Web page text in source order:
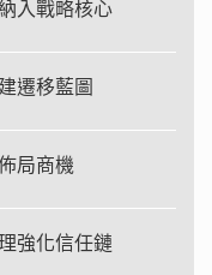
入戰略核心
遷移藍圖
局商機
強化信任鏈